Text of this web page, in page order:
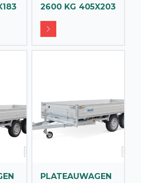
2600 KG 405X203
PLATEAUWAGEN